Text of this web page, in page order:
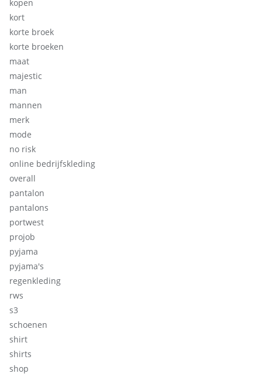
kopen
kort
korte broek
korte broeken
maat
majestic
man
mannen
merk
mode
no risk
online bedrijfskleding
overall
pantalon
pantalons
portwest
projob
pyjama
pyjama's
regenkleding
rws
s3
schoenen
shirt
shirts
shop